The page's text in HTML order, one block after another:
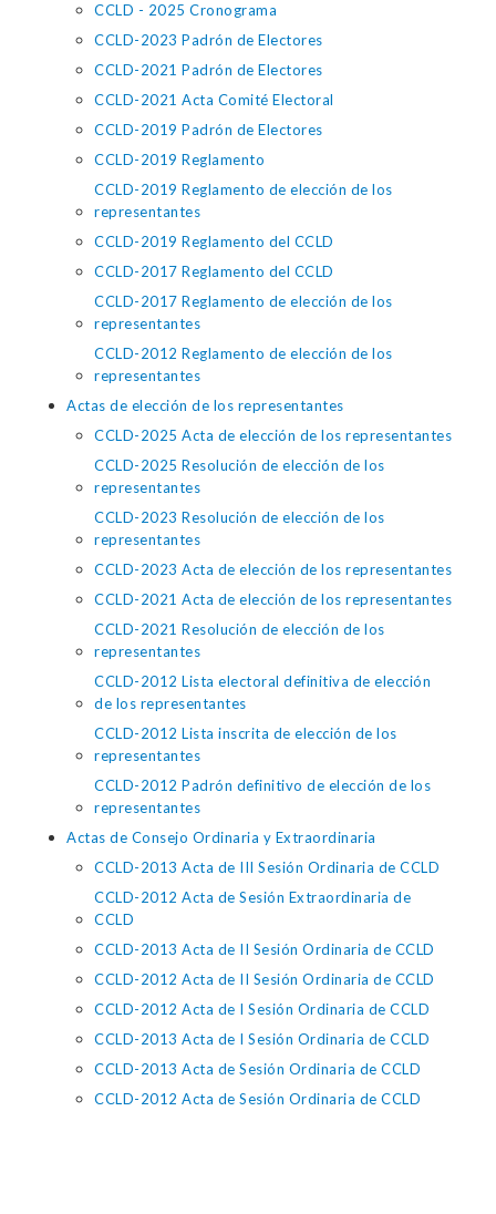
CCLD - 2025 Cronograma
CCLD-2023 Padrón de Electores
CCLD-2021 Padrón de Electores
CCLD-2021 Acta Comité Electoral
CCLD-2019 Padrón de Electores
CCLD-2019 Reglamento
CCLD-2019 Reglamento de elección de los
representantes
CCLD-2019 Reglamento del CCLD
CCLD-2017 Reglamento del CCLD
CCLD-2017 Reglamento de elección de los
representantes
CCLD-2012 Reglamento de elección de los
representantes
Actas de elección de los representantes
CCLD-2025 Acta de elección de los representantes
CCLD-2025 Resolución de elección de los
representantes
CCLD-2023 Resolución de elección de los
representantes
CCLD-2023 Acta de elección de los representantes
CCLD-2021 Acta de elección de los representantes
CCLD-2021 Resolución de elección de los
representantes
CCLD-2012 Lista electoral definitiva de elección
de los representantes
CCLD-2012 Lista inscrita de elección de los
representantes
CCLD-2012 Padrón definitivo de elección de los
representantes
Actas de Consejo Ordinaria y Extraordinaria
CCLD-2013 Acta de III Sesión Ordinaria de CCLD
CCLD-2012 Acta de Sesión Extraordinaria de
CCLD
CCLD-2013 Acta de II Sesión Ordinaria de CCLD
CCLD-2012 Acta de II Sesión Ordinaria de CCLD
CCLD-2012 Acta de I Sesión Ordinaria de CCLD
CCLD-2013 Acta de I Sesión Ordinaria de CCLD
CCLD-2013 Acta de Sesión Ordinaria de CCLD
CCLD-2012 Acta de Sesión Ordinaria de CCLD